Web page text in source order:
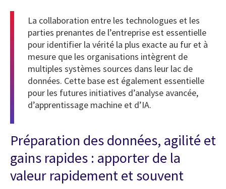
La collaboration entre les technologues et les
parties prenantes de l’entreprise est essentielle
pour identifier la vérité la plus exacte au fur et à
mesure que les organisations intègrent de
multiples systèmes sources dans leur lac de
données. Cette base est également essentielle
pour les futures initiatives d’analyse avancée,
d’apprentissage machine et d’IA.
Préparation des données, agilité et
gains rapides : apporter de la
valeur rapidement et souvent